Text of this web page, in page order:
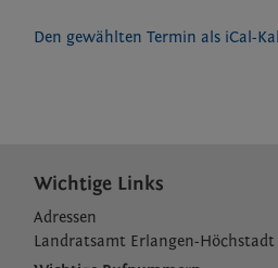
Den gewählten Termin als iCal-
Wichtige Links
Adressen
Landratsamt Erlangen-Höchstadt